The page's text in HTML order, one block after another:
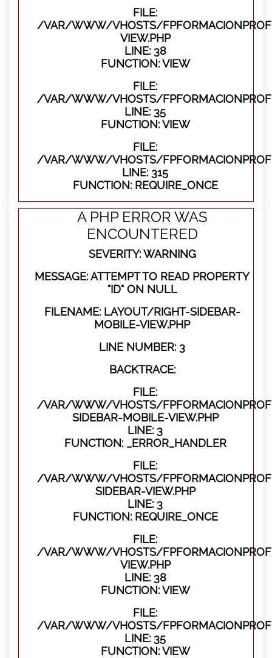
FILE:
/VAR/WWW/VHOSTS/
VIEW.PHP
LINE: 38
FUNCTION: VIEW
FILE:
/VAR/WWW/VHOSTS/
LINE: 35
FUNCTION: VIEW
FILE:
/VAR/WWW/VHOSTS/
LINE: 315
FUNCTION: REQUIRE_ONCE
A PHP ERROR WAS
ENCOUNTERED
SEVERITY: WARNING
MESSAGE: ATTEMPT TO READ PROPERTY
"ID" ON NULL
FILENAME: LAYOUT/RIGHT-SIDEBAR-
MOBILE-VIEW.PHP
LINE NUMBER: 3
BACKTRACE:
FILE:
/VAR/WWW/VHOSTS/
SIDEBAR-MOBILE-VIEW.PHP
LINE: 3
FUNCTION: _ERROR_HANDLER
FILE:
/VAR/WWW/VHOSTS/
SIDEBAR-VIEW.PHP
LINE: 3
FUNCTION: REQUIRE_ONCE
FILE:
/VAR/WWW/VHOSTS/
VIEW.PHP
LINE: 38
FUNCTION: VIEW
FILE:
/VAR/WWW/VHOSTS/
LINE: 35
FUNCTION: VIEW